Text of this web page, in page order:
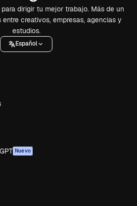
dirigir tu mejor trabajo. Más de un
creativos, empresas, agencias y
estudios.
Español
Nuevo